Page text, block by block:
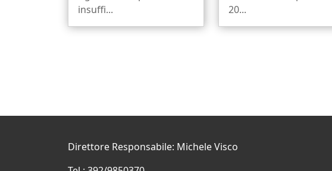
insuffi...
20...
Direttore Responsabile: Michele Visco